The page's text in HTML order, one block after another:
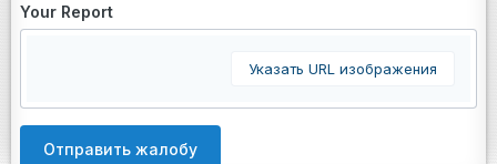
Your Report
Указать URL изображения
Отправить жалобу